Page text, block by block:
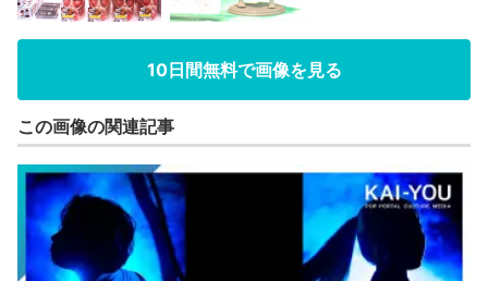
10日間無料で画像を見る
この画像の関連記事